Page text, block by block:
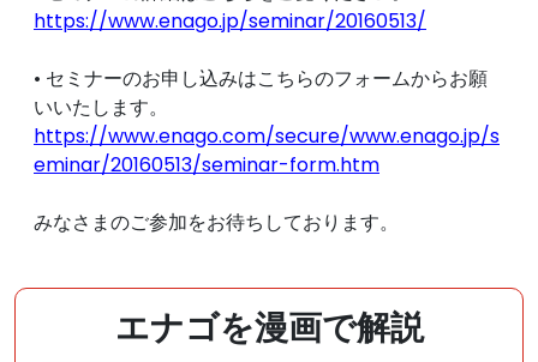
https://www.enago.jp/seminar/20160513/
• セミナーのお申し込みはこちらのフォームからお願
いいたします。
https://www.enago.com/secure/www.enago.jp/s
eminar/20160513/seminar-form.htm
みなさまのご参加をお待ちしております。
エナゴを漫画で解説